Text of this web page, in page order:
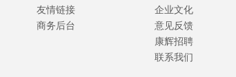
友情链接
商务后台
企业文化
意见反馈
康辉招聘
联系我们